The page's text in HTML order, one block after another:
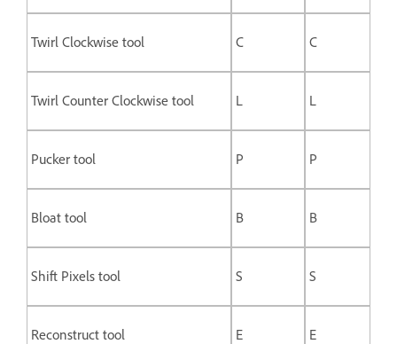
Twirl Clockwise tool C C
Twirl Counter Clockwise tool L L
Pucker tool P P
Bloat tool B B
Shift Pixels tool S S
Reconstruct tool E E